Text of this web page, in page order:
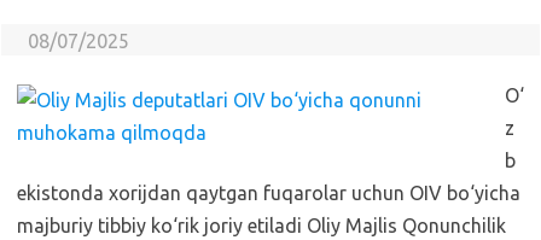
08/07/2025
O‘
z
b
ekistonda xorijdan qaytgan fuqarolar uchun OIV bo‘yicha
majburiy tibbiy ko‘rik joriy etiladi Oliy Majlis Qonunchilik